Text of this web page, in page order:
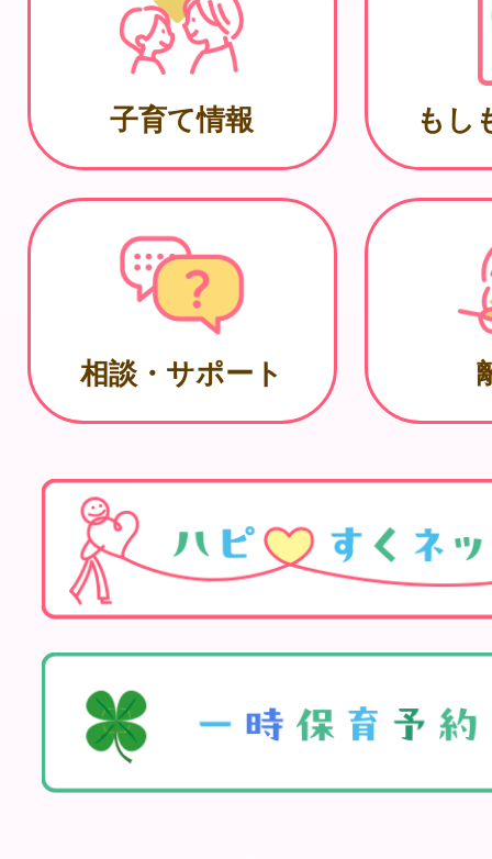
子育て情報 もし
相談・サポート